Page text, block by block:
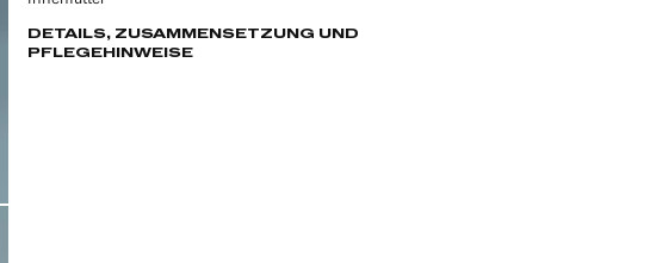
DETAILS, ZUSAMMENSETZUNG UND
PFLEGEHINWEISE